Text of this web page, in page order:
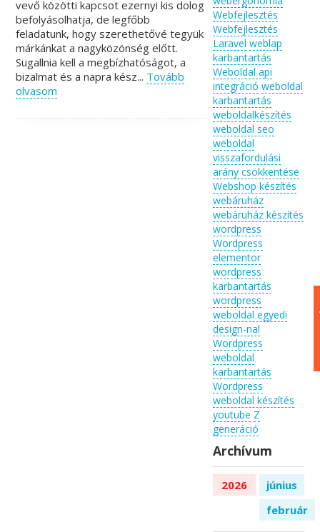
vevő közötti kapcsot ezernyi kis dolog
befolyásolhatja, de legfőbb
feladatunk, hogy szerethetővé tegyük
márkánkat a nagyközönség előtt.
Sugallnia kell a megbízhatóságot, a
bizalmat és a napra kész... Tovább
olvasom
Webfejlesztés
Webfejlesztés
Laravel weblap
karbantartás
Weboldal api
integráció weboldal
karbantartás
weboldalkészítés
weboldal seo
weboldal
visszafordulási
arány csökkentése
Webshop készítés
webáruház
webáruház készítés
wordpress
Wordpress
elementor
wordpress
karbantartás
wordpress
weboldal egyedi
design-nal
Wordpress
weboldal
karbantartás
Wordpress
weboldal készítés
youtube Z
generáció
Archívum
2026
június
február